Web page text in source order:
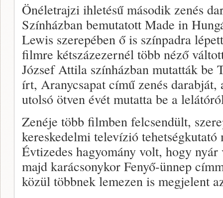
Önéletrajzi ihletésű második zenés
Színházban bemutatott Made in
Lewis szerepében ő is színpadra
filmre kétszázezernél több néző
József Attila színházban mutatták be
írt, Aranycsapat című zenés
utolsó ötven évét mutatta be a
Zenéje több filmben felcsendült,
kereskedelmi televízió
Évtizedes hagyomány volt, hogy
majd karácsonykor Fenyő-ünnep
közül többnek lemezen is megjelent